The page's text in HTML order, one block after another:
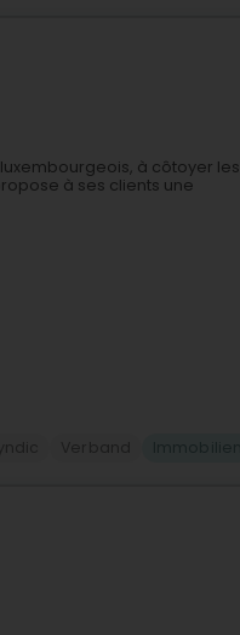
à côtoyer les
à ses clients une